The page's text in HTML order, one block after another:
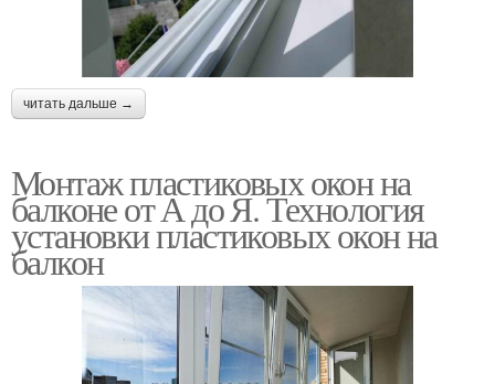
читать дальше →
Монтаж пластиковых окон на
балконе от А до Я. Технология
установки пластиковых окон на
балкон